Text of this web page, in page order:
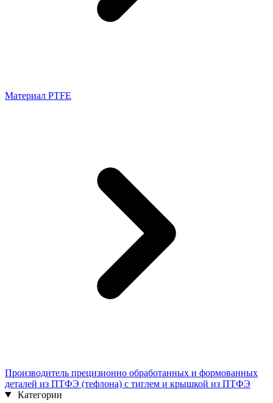
Материал PTFE
Производитель прецизионно обработанных и формованных
деталей из ПТФЭ (тефлона) с тиглем и крышкой из ПТФЭ
Категории